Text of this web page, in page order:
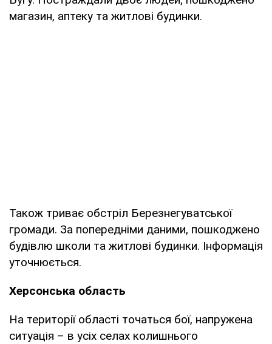
магазин, аптеку та житлові будинки.
Також триває обстріл Березнегуватської
громади. За попередніми даними, пошкоджено
будівлю школи та житлові будинки. Інформація
уточнюється.
Херсонська область
На території області точаться бої, напружена
ситуація – в усіх селах колишнього